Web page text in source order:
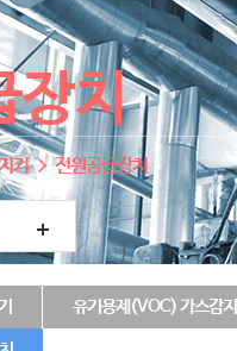
장치
기 전원공급장치
유기용제(VOC) 가스감